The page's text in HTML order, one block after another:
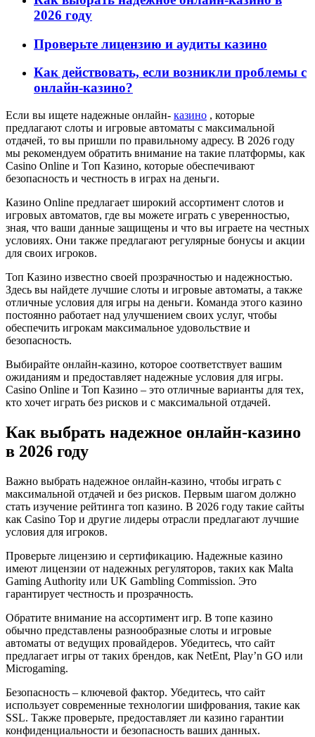
2026 году
Проверьте лицензию и аудиты казино
Как действовать, если возникли проблемы с
онлайн-казино?
Если вы ищете надежные онлайн- казино , которые
предлагают слоты и игровые автоматы с максимальной
отдачей, то вы пришли по правильному адресу. В 2026 году
мы рекомендуем обратить внимание на такие платформы, как
Casino Online и Tоп Казино, которые обеспечивают
безопасность и честность в играх на деньги.
Казино Online предлагает широкий ассортимент слотов и
игровых автоматов, где вы можете играть с уверенностью,
зная, что ваши данные защищены и что вы играете на честных
условиях. Они также предлагают регулярные бонусы и акции
для своих игроков.
Топ Казино известно своей прозрачностью и надежностью.
Здесь вы найдете лучшие слоты и игровые автоматы, а также
отличные условия для игры на деньги. Команда этого казино
постоянно работает над улучшением своих услуг, чтобы
обеспечить игрокам максимальное удовольствие и
безопасность.
Выбирайте онлайн-казино, которое соответствует вашим
ожиданиям и предоставляет надежные условия для игры.
Casino Online и Топ Казино – это отличные варианты для тех,
кто хочет играть без рисков и с максимальной отдачей.
Как выбрать надежное онлайн-казино
в 2026 году
Важно выбрать надежное онлайн-казино, чтобы играть с
максимальной отдачей и без рисков. Первым шагом должно
стать изучение рейтинга топ казино. В 2026 году такие сайты
как Casino Top и другие лидеры отрасли предлагают лучшие
условия для игроков.
Проверьте лицензию и сертификацию. Надежные казино
имеют лицензии от надежных регуляторов, таких как Malta
Gaming Authority или UK Gambling Commission. Это
гарантирует честность и прозрачность.
Обратите внимание на ассортимент игр. В топе казино
обычно представлены разнообразные слоты и игровые
автоматы от ведущих провайдеров. Убедитесь, что сайт
предлагает игры от таких брендов, как NetEnt, Play’n GO или
Microgaming.
Безопасность – ключевой фактор. Убедитесь, что сайт
использует современные технологии шифрования, такие как
SSL. Также проверьте, предоставляет ли казино гарантии
конфиденциальности и безопасность ваших данных.